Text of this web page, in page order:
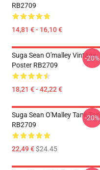
RB2709
14,81 € - 16,10 €
Suga Sean O'malley Vintage
Poster RB2709
18,21 € - 42,22 €
-20%
Suga Sean O'Malley Tank Top
RB2709
22,49 €$24.45
-20%